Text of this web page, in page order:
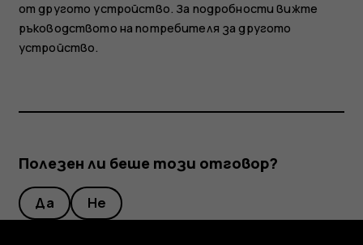
от другото устройство. За подробности вижте
ръководството на потребителя за другото
устройство.
Полезен ли беше този отговор?
Да Не